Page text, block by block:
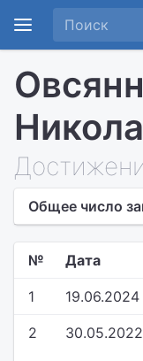
Общее число
№ Дата
1 19.06.2024
2 30.05.2022